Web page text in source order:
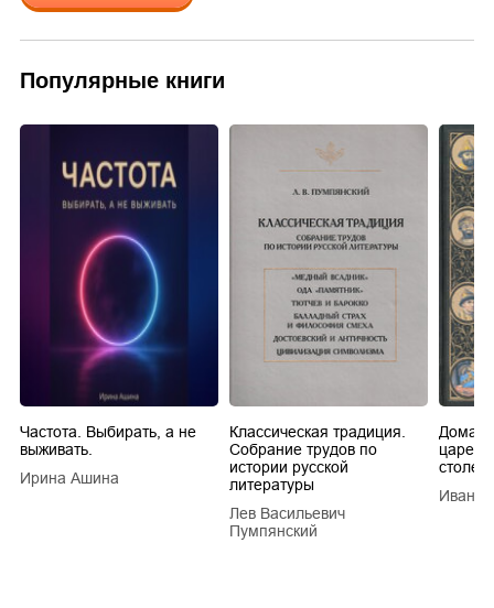
Популярные книги
Частота. Выбирать, а не
выживать.
Ирина Ашина
Классическая традиция.
Собрание трудов по
истории русской
литературы
Лев Васильевич
Пумпянский
царей
Иван